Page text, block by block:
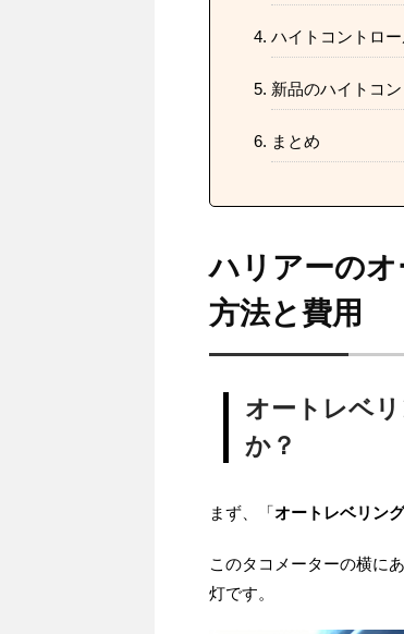
ハイトコントロ
新品のハイトコ
まとめ
ハリアーの
方法と費用
オートレベ
か？
まず、「オートレベリン
このタコメーターの横に
灯です。